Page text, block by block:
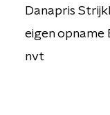
Danapris
eigen opname
nvt